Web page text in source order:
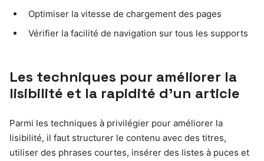
Optimiser la vitesse de chargement des pages
Vérifier la facilité de navigation sur tous les supports
Les techniques pour améliorer la
lisibilité et la rapidité d’un article
Parmi les techniques à privilégier pour améliorer la
lisibilité, il faut structurer le contenu avec des titres,
utiliser des phrases courtes, insérer des listes à puces et